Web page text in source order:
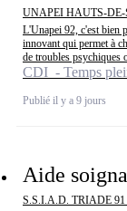
UNAPEI HAUTS-
L'Unapei 92, c'est bien
innovant qui permet à
de troubles psychiques
CDI - Temps
Publié il y a 9 jours
Aide
S.S.I.A.D. TRIADE